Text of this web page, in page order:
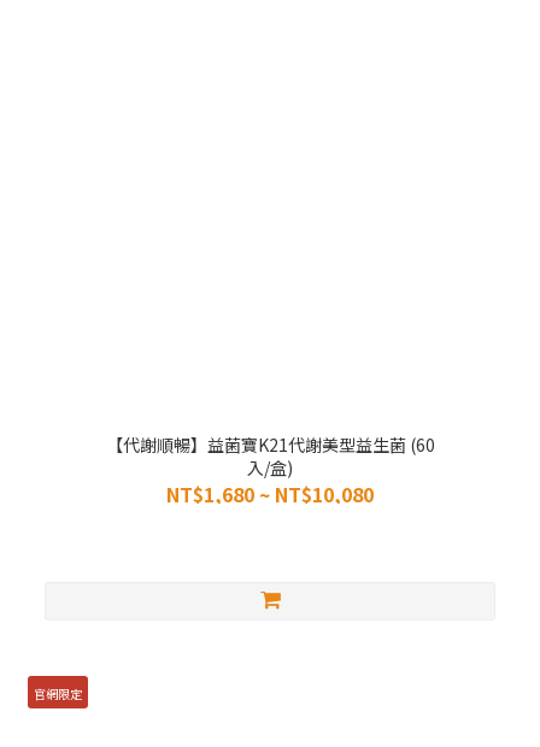
【代謝順暢】益菌寶K21代謝美型益生菌 (60
入/盒)
NT$1,680 ~ NT$10,080
官網限定